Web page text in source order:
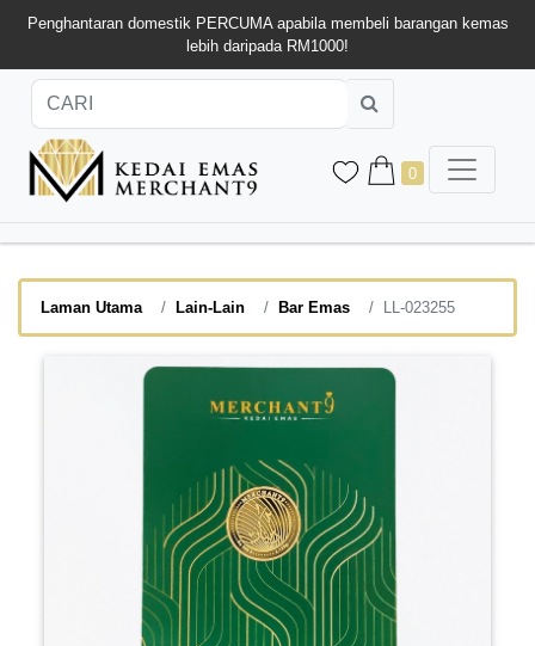
Penghantaran domestik PERCUMA apabila membeli barangan kemas
lebih daripada RM1000!
0
Laman Utama Lain-Lain Bar Emas LL-023255